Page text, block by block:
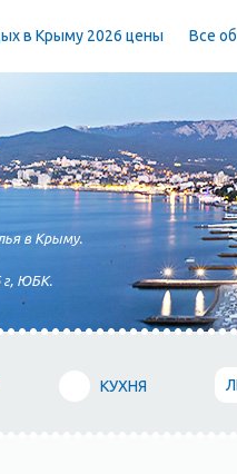
в Крыму 2026 цены Все
в Крыму.
г, ЮБК.
КУХНЯ